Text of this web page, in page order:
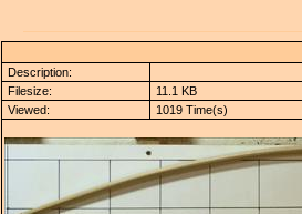
Description:
Filesize:
11.1 KB
Viewed:
1019 Time(s)